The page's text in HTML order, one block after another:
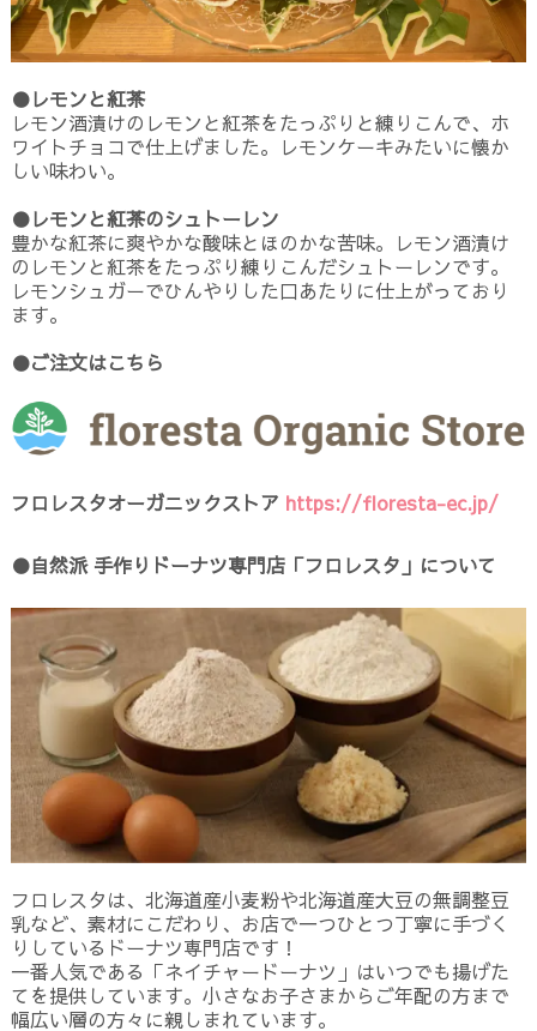
●レモンと紅茶
レモン酒漬けのレモンと紅茶をたっぷりと練りこんで、ホ
ワイトチョコで仕上げました。レモンケーキみたいに懐か
しい味わい。
●レモンと紅茶のシュトーレン
豊かな紅茶に爽やかな酸味とほのかな苦味。レモン酒漬け
のレモンと紅茶をたっぷり練りこんだシュトーレンです。
レモンシュガーでひんやりした口あたりに仕上がっており
ます。
●ご注文はこちら
フロレスタオーガニックストア https://floresta-ec.jp/
●自然派 手作りドーナツ専門店「フロレスタ」について
フロレスタは、北海道産小麦粉や北海道産大豆の無調整豆
乳など、素材にこだわり、お店で一つひとつ丁寧に手づく
りしているドーナツ専門店です！
一番人気である「ネイチャードーナツ」はいつでも揚げた
てを提供しています。小さなお子さまからご年配の方まで
幅広い層の方々に親しまれています。